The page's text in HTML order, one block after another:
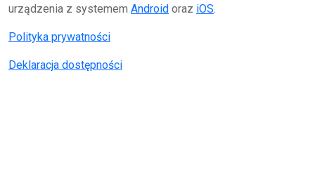
urządzenia z systemem Android oraz iOS
Polityka prywatności
Deklaracja dostępności